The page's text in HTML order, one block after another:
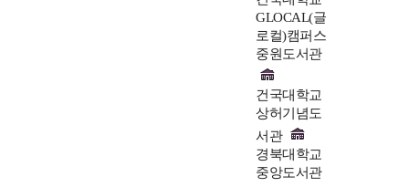
GLOCAL(글
로컬)캠퍼스
중원도서관
건국대학교
상허기념도
서관
경북대학교
중앙도서관